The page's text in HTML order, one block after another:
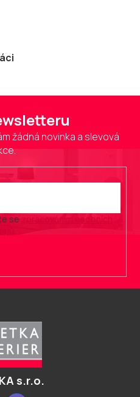
žádná novinka a slevová
se zpracováním osobních
.
s.r.o.